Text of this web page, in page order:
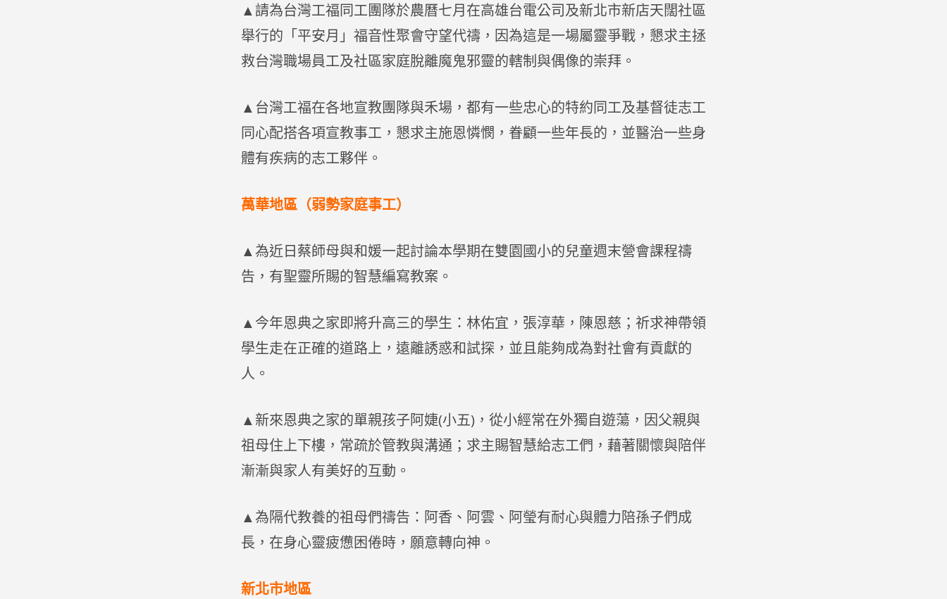
▲請為台灣工福同工團隊於農曆七月在高雄台電公司及新北市新店天闊社區
舉行的「平安月」福音性聚會守望代禱，因為這是一場屬靈爭戰，懇求主拯
救台灣職場員工及社區家庭脫離魔鬼邪靈的轄制與偶像的崇拜。
▲台灣工福在各地宣教團隊與禾場，都有一些忠心的特約同工及基督徒志工
同心配搭各項宣教事工，懇求主施恩憐憫，眷顧一些年長的，並醫治一些身
體有疾病的志工夥伴。
萬華地區（弱勢家庭事工）
▲為近日蔡師母與和媛一起討論本學期在雙園國小的兒童週末營會課程禱
告，有聖靈所賜的智慧編寫教案。
▲今年恩典之家即將升高三的學生：林佑宜，張淳華，陳恩慈；祈求神帶領
學生走在正確的道路上，遠離誘惑和試探，並且能夠成為對社會有貢獻的
人。
▲新來恩典之家的單親孩子阿婕(小五)，從小經常在外獨自遊蕩，因父親與
祖母住上下樓，常疏於管教與溝通；求主賜智慧給志工們，藉著關懷與陪伴
漸漸與家人有美好的互動。
▲為隔代教養的祖母們禱告：阿香、阿雲、阿瑩有耐心與體力陪孫子們成
長，在身心靈疲憊困倦時，願意轉向神。
新北市地區